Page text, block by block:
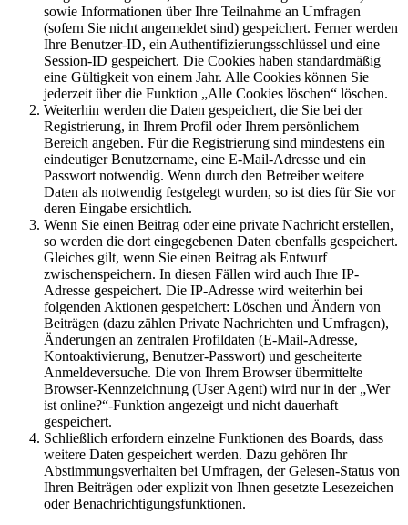
sowie Informationen über Ihre Teilnahme an Umfragen
(sofern Sie nicht angemeldet sind) gespeichert. Ferner werden
Ihre Benutzer-ID, ein Authentifizierungsschlüssel und eine
Session-ID gespeichert. Die Cookies haben standardmäßig
eine Gültigkeit von einem Jahr. Alle Cookies können Sie
jederzeit über die Funktion „Alle Cookies löschen“ löschen.
Weiterhin werden die Daten gespeichert, die Sie bei der
Registrierung, in Ihrem Profil oder Ihrem persönlichem
Bereich angeben. Für die Registrierung sind mindestens ein
eindeutiger Benutzername, eine E-Mail-Adresse und ein
Passwort notwendig. Wenn durch den Betreiber weitere
Daten als notwendig festgelegt wurden, so ist dies für Sie vor
deren Eingabe ersichtlich.
Wenn Sie einen Beitrag oder eine private Nachricht erstellen,
so werden die dort eingegebenen Daten ebenfalls gespeichert.
Gleiches gilt, wenn Sie einen Beitrag als Entwurf
zwischenspeichern. In diesen Fällen wird auch Ihre IP-
Adresse gespeichert. Die IP-Adresse wird weiterhin bei
folgenden Aktionen gespeichert: Löschen und Ändern von
Beiträgen (dazu zählen Private Nachrichten und Umfragen),
Änderungen an zentralen Profildaten (E-Mail-Adresse,
Kontoaktivierung, Benutzer-Passwort) und gescheiterte
Anmeldeversuche. Die von Ihrem Browser übermittelte
Browser-Kennzeichnung (User Agent) wird nur in der „Wer
ist online?“-Funktion angezeigt und nicht dauerhaft
gespeichert.
Schließlich erfordern einzelne Funktionen des Boards, dass
weitere Daten gespeichert werden. Dazu gehören Ihr
Abstimmungsverhalten bei Umfragen, der Gelesen-Status von
Ihren Beiträgen oder explizit von Ihnen gesetzte Lesezeichen
oder Benachrichtigungsfunktionen.